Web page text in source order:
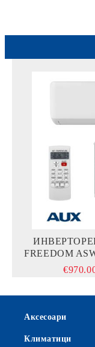
FREEDOM
Аксесоари
Климатици